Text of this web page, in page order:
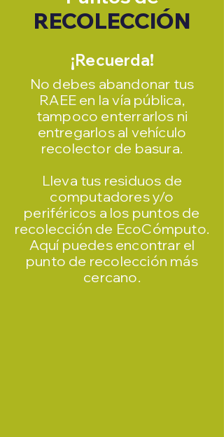
RECOLECCIÓN
¡Recuerda!
No debes abandonar tus
RAEE en la vía pública,
tampoco enterrarlos ni
entregarlos al vehículo
recolector de basura.
Lleva tus residuos de
computadores y/o
periféricos a los puntos de
recolección de EcoCómputo.
Aquí puedes encontrar el
punto de recolección más
cercano.